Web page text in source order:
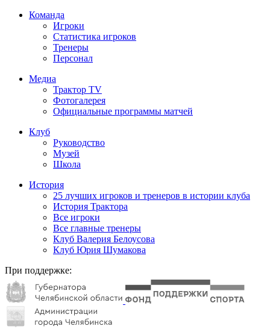
Команда
Игроки
Статистика игроков
Тренеры
Персонал
Медиа
Трактор TV
Фотогалерея
Официальные программы матчей
Клуб
Руководство
Музей
Школа
История
25 лучших игроков и тренеров в истории клуба
История Трактора
Все игроки
Все главные тренеры
Клуб Валерия Белоусова
Клуб Юрия Шумакова
При поддержке: